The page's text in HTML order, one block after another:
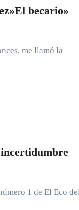
becario»
me llamó la
1 de El Eco